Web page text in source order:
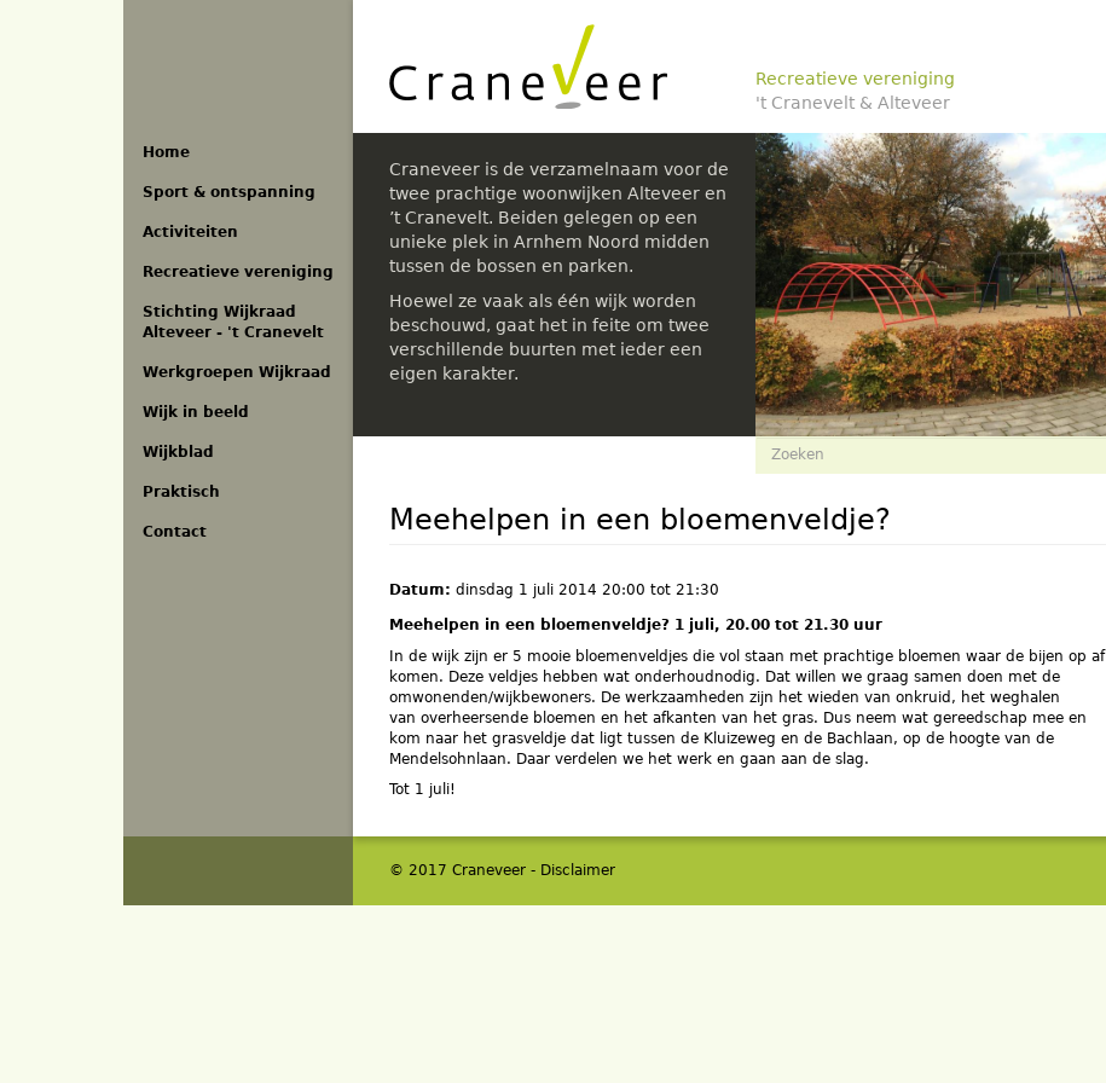
Home
Sport & ontspanning
Activiteiten
Recreatieve vereniging
Stichting Wijkraad
Alteveer - 't Cranevelt
Werkgroepen Wijkraad
Wijk in beeld
Wijkblad
Praktisch
Contact
Recreatieve vereniging
't Cranevelt & Alteveer
Craneveer is de verzamelnaam voor de
twee prachtige woonwijken Alteveer en
’t Cranevelt. Beiden gelegen op een
unieke plek in Arnhem Noord midden
tussen de bossen en parken.
Hoewel ze vaak als één wijk worden
beschouwd, gaat het in feite om twee
verschillende buurten met ieder een
eigen karakter.
Zoekveld
Meehelpen in een bloemenveldje?
Datum: dinsdag 1 juli 2014 20:00 tot 21:30
Meehelpen in een bloemenveldje? 1 juli, 20.00 tot 21.30 uur
In de wijk zijn er 5 mooie bloemenveldjes die vol staan met prachtige bloemen waar de bijen op af
komen. Deze veldjes hebben wat onderhoudnodig. Dat willen we graag samen doen met de
omwonenden/wijkbewoners. De werkzaamheden zijn het wieden van onkruid, het weghalen
van overheersende bloemen en het afkanten van het gras. Dus neem wat gereedschap mee en
kom naar het grasveldje dat ligt tussen de Kluizeweg en de Bachlaan, op de hoogte van de
Mendelsohnlaan. Daar verdelen we het werk en gaan aan de slag.
Tot 1 juli!
© 2017 Craneveer - Disclaimer